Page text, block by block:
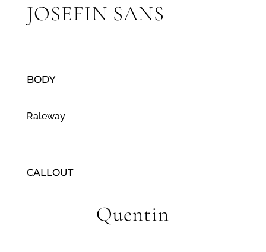
JOSEFIN SANS
BODY
Raleway
CALLOUT
Quentin